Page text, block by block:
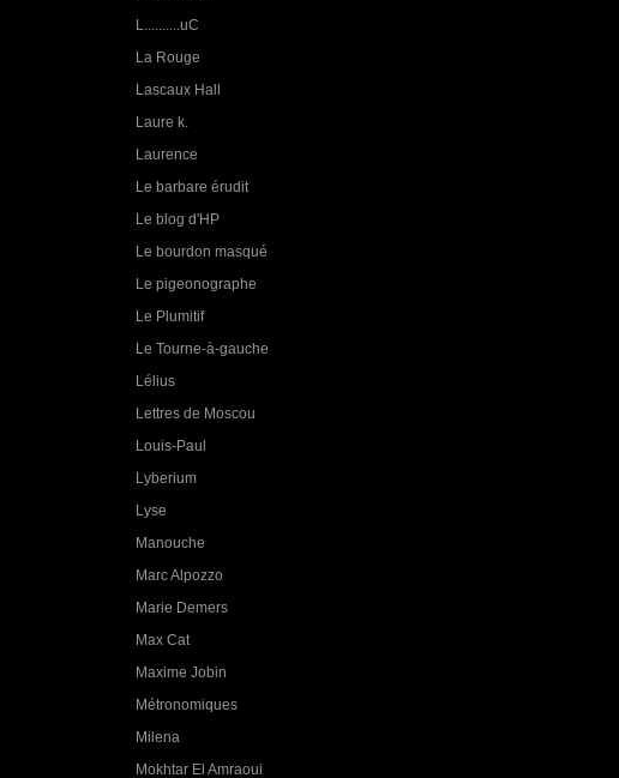
L..........uC
La Rouge
Lascaux Hall
Laure k.
Laurence
Le barbare érudit
Le blog d'HP
Le bourdon masqué
Le pigeonographe
Le Plumitif
Le Tourne-à-gauche
Lélius
Lettres de Moscou
Louis-Paul
Lyberium
Lyse
Manouche
Marc Alpozzo
Marie Demers
Max Cat
Maxime Jobin
Métronomiques
Milena
Mokhtar El Amraoui